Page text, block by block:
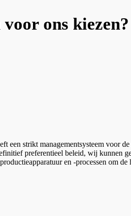
ons kiezen?
een strikt managementsysteem voor
preferentieel beleid, wij kunnen
en -processen om